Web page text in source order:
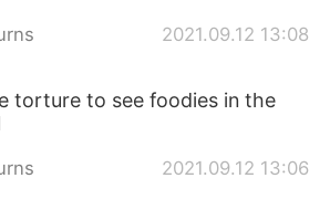
2021.09.12 13:08
torture to see foodies in the
2021.09.12 13:06